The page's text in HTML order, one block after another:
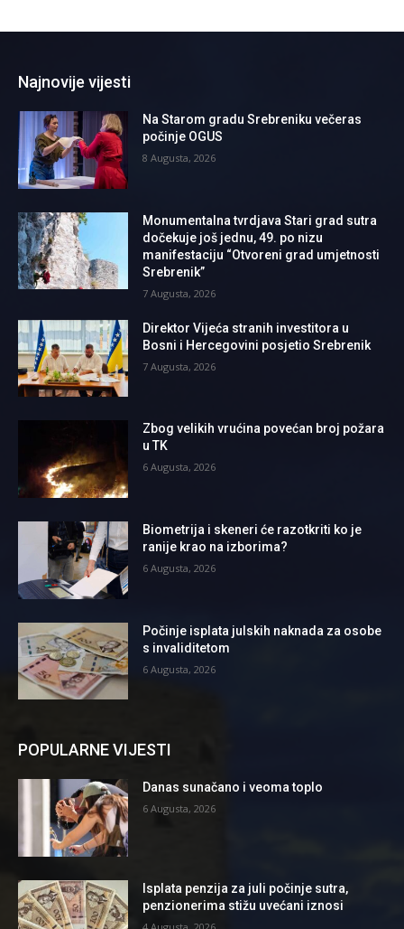
Najnovije vijesti
Na Starom gradu Srebreniku večeras
počinje OGUS
8 Augusta, 2026
Monumentalna tvrdjava Stari grad sutra
dočekuje još jednu, 49. po nizu
manifestaciju “Otvoreni grad umjetnosti
Srebrenik”
7 Augusta, 2026
Direktor Vijeća stranih investitora u
Bosni i Hercegovini posjetio Srebrenik
7 Augusta, 2026
Zbog velikih vrućina povećan broj požara
u TK
6 Augusta, 2026
Biometrija i skeneri će razotkriti ko je
ranije krao na izborima?
6 Augusta, 2026
Počinje isplata julskih naknada za osobe
s invaliditetom
6 Augusta, 2026
POPULARNE VIJESTI
Danas sunačano i veoma toplo
6 Augusta, 2026
Isplata penzija za juli počinje sutra,
penzionerima stižu uvećani iznosi